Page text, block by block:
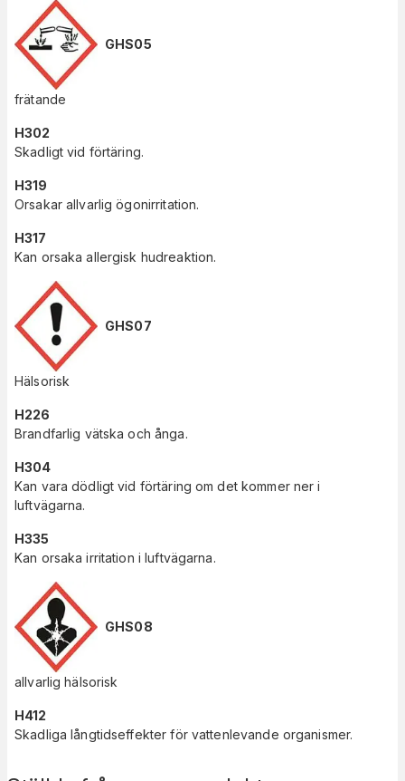
GHS05
frätande
H302
Skadligt vid förtäring.
H319
Orsakar allvarlig ögonirritation.
H317
Kan orsaka allergisk hudreaktion.
GHS07
Hälsorisk
H226
Brandfarlig vätska och ånga.
H304
Kan vara dödligt vid förtäring om det kommer ner i
luftvägarna.
H335
Kan orsaka irritation i luftvägarna.
GHS08
allvarlig hälsorisk
H412
Skadliga långtidseffekter för vattenlevande organismer.